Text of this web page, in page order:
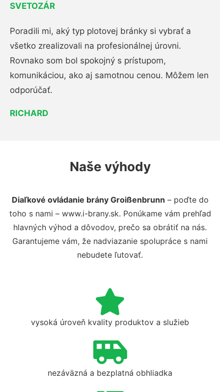
SVETOZÁR
Poradili mi, aký typ plotovej bránky si vybrať a
všetko zrealizovali na profesionálnej úrovni.
Rovnako som bol spokojný s prístupom,
komunikáciou, ako aj samotnou cenou. Môžem len
odporúčať.
RICHARD
Naše výhody
Diaľkové ovládanie brány Groißenbrunn – poďte do
toho s nami – www.i-brany.sk. Ponúkame vám prehľad
hlavných výhod a dôvodov, prečo sa obrátiť na nás.
Garantujeme vám, že nadviazanie spolupráce s nami
nebudete ľutovať.
vysoká úroveň kvality produktov a služieb
nezáväzná a bezplatná obhliadka